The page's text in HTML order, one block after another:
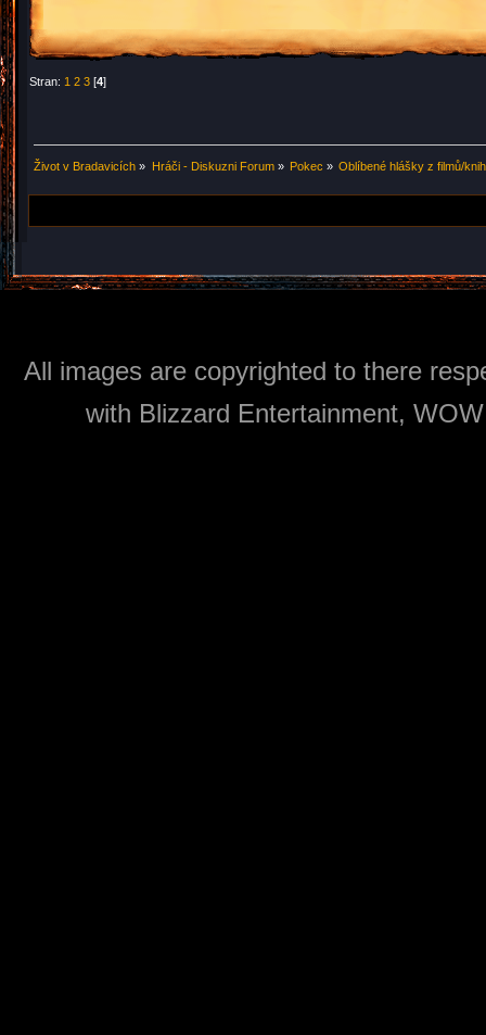
Stran: 1 2 3 [4]
Život v Bradavicích » Hráči - Diskuzni Forum» Pokec » Oblíbené hlášky z filmů/knih
All images are copyrighted to there
with Blizzard Entertainment,